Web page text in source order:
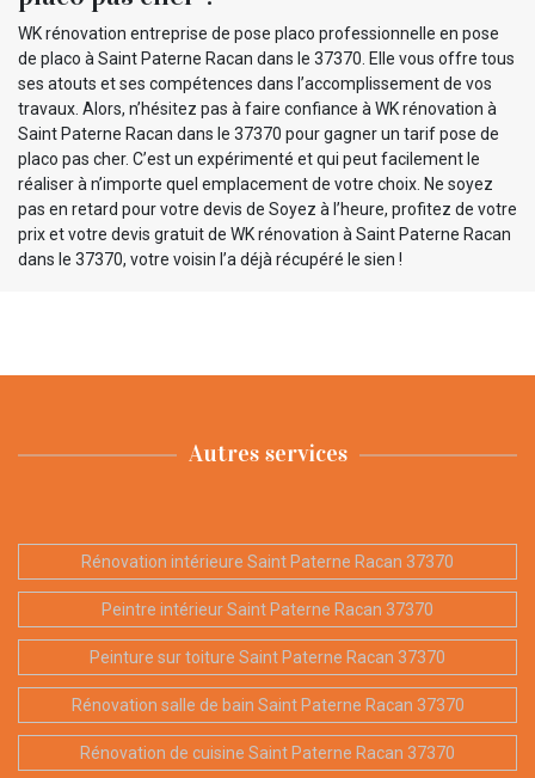
WK rénovation entreprise de pose placo professionnelle en pose
de placo à Saint Paterne Racan dans le 37370. Elle vous offre tous
ses atouts et ses compétences dans l’accomplissement de vos
travaux. Alors, n’hésitez pas à faire confiance à WK rénovation à
Saint Paterne Racan dans le 37370 pour gagner un tarif pose de
placo pas cher. C’est un expérimenté et qui peut facilement le
réaliser à n’importe quel emplacement de votre choix. Ne soyez
pas en retard pour votre devis de Soyez à l’heure, profitez de votre
prix et votre devis gratuit de WK rénovation à Saint Paterne Racan
dans le 37370, votre voisin l’a déjà récupéré le sien !
Autres services
Rénovation intérieure Saint Paterne Racan 37370
Peintre intérieur Saint Paterne Racan 37370
Peinture sur toiture Saint Paterne Racan 37370
Rénovation salle de bain Saint Paterne Racan 37370
Rénovation de cuisine Saint Paterne Racan 37370